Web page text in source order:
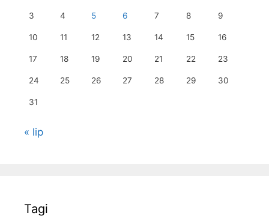
3 4 5 6 7 8 9
10 11 12 13 14 15 16
17 18 19 20 21 22 23
24 25 26 27 28 29 30
31
« lip
Tagi